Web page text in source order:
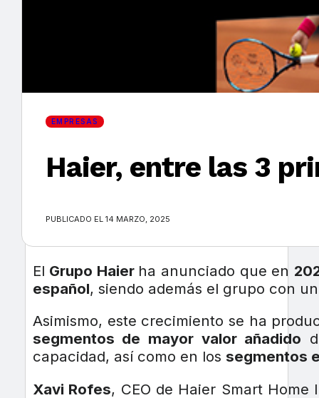
Encuentra tu noticia
EMPRESAS
Haier, entre las 3
PUBLICADO EL 14 MARZO, 2025
El Grupo Haier ha anunciado que en
español, siendo además el grupo con
Asimismo, este crecimiento se ha
segmentos de mayor valor añadido
capacidad, así como en los segmentos
Xavi Rofes, CEO de Haier Smart